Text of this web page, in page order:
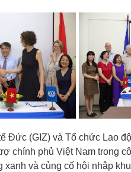
Đức (GIZ) và Tổ chức Lao
chính phủ Việt Nam trong
và củng cố hội nhập